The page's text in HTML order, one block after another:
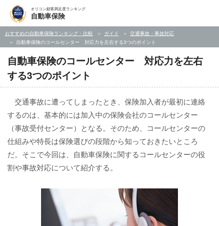
オリコン顧客満足度ランキング
自動車保険
おすすめの自動車保険ランキング・比較 ガイド
交通事故・事故対応
自動車保険のコールセンター 対応力を左右する3つのポイント
自動車保険のコールセンター 対応力を左右
する3つのポイント
交通事故に遭ってしまったとき、保険加入者が最初に連絡
するのは、基本的には加入中の保険会社のコールセンター
（事故受付センター）となる。そのため、コールセンターの
仕組みや特長は保険選びの段階から知っておきたいところ
だ。そこで今回は、自動車保険に関するコールセンターの役
割や事故対応について紹介する。